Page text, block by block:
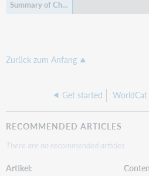
Zurück zum Anfang
Get started
RECOMMENDED ARTICLES
There are no recommended articles.
Artikel